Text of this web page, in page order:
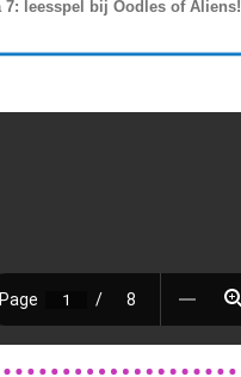
7: leesspel bij Oodles of Aliens!